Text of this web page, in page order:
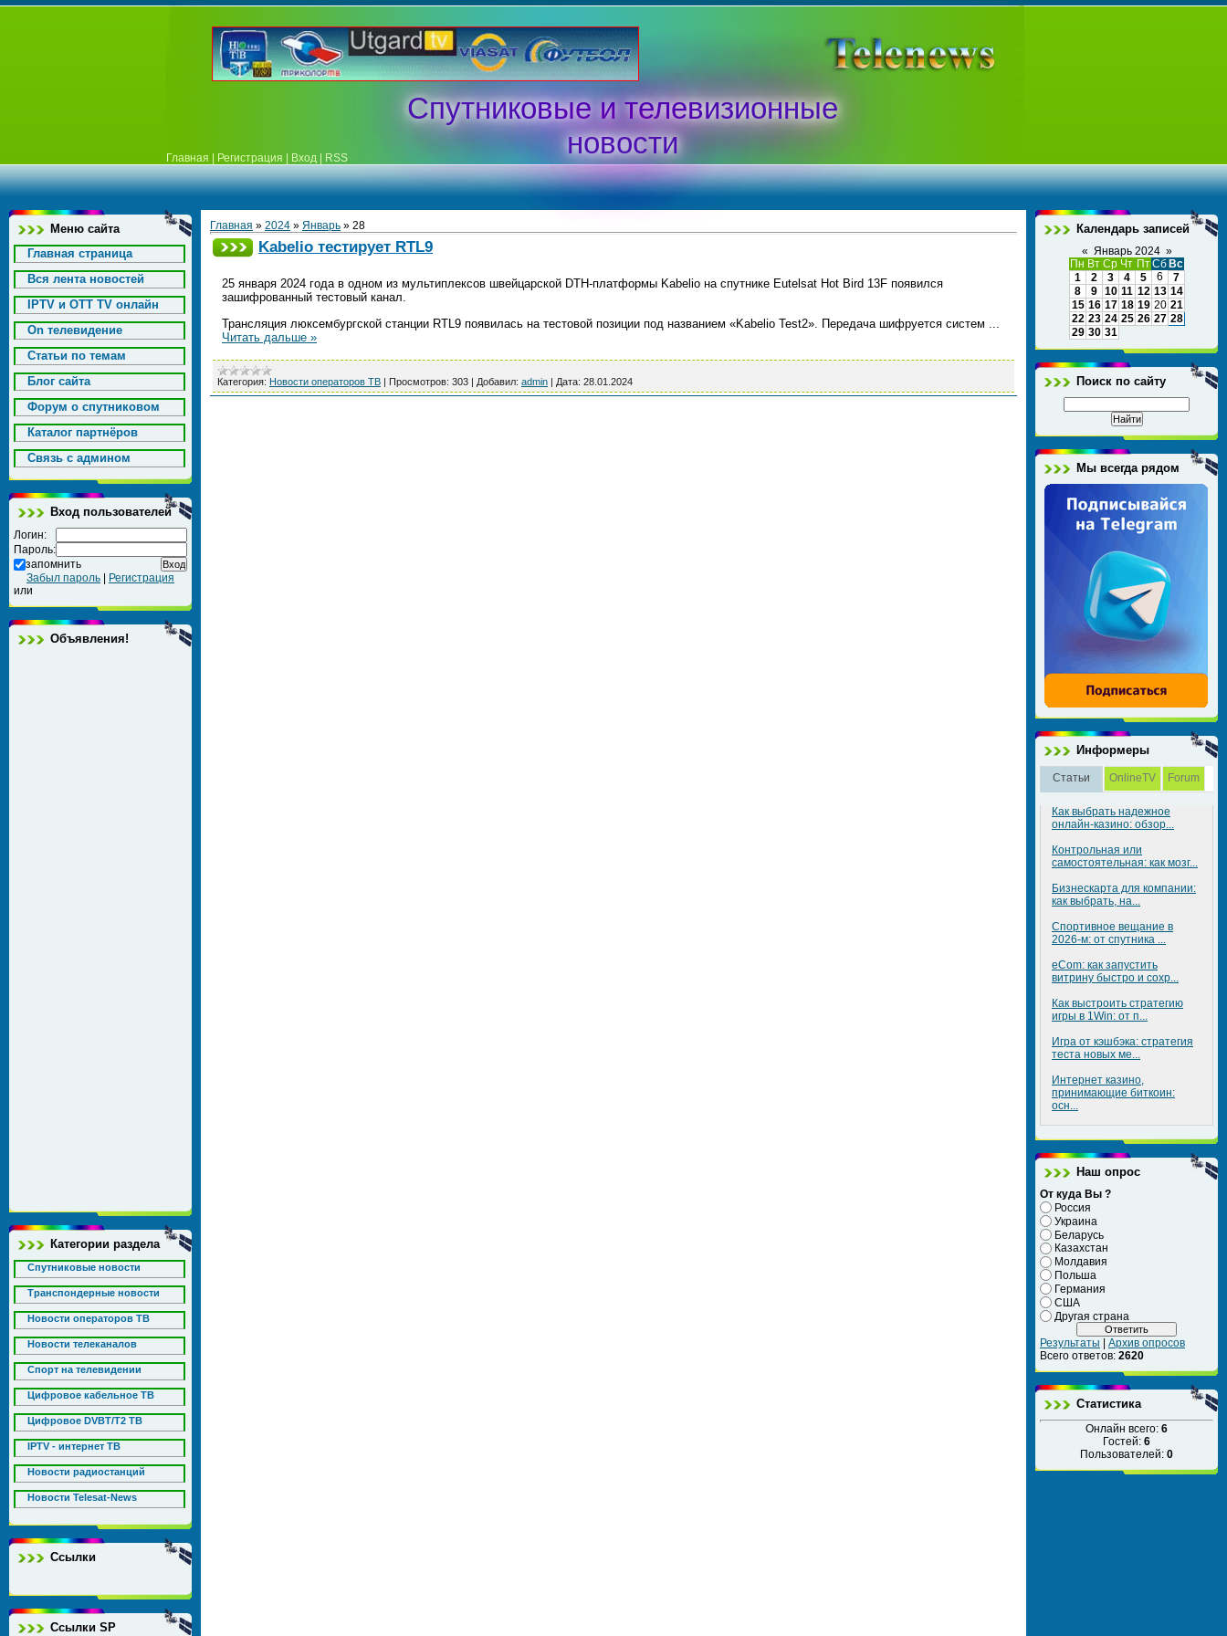
Спутниковые и телевизионные
новости
Главная Регистрация Вход RSS
Меню сайта
Главная страница
Вся лента новостей
IPTV и OTT TV онлайн
On телевидение
Статьи по темам
Блог сайта
Форум о спутниковом
Каталог партнёров
Cвязь с админом
Вход пользователей
Логин:
Пароль:
запомнить
Забыл пароль
Регистрация
или
Объявления!
Категории раздела
Спутниковые новости
Транспондерные новости
Новости операторов ТВ
Новости телеканалов
Спорт на телевидении
Цифровое кабельное ТВ
Цифровое DVBT/T2 ТВ
IPTV - интернет ТВ
Новости радиостанций
Новости Telesat-News
Ссылки
Ссылки SP
Главная » 2024 » Январь » 28
Kabelio тестирует RTL9
25 января 2024 года в одном из мультиплексов швейцарской DTH-платформы Kabelio на спутнике Eutelsat Hot Bird 13F появился
зашифрованный тестовый канал.
Трансляция люксембургской станции RTL9 появилась на тестовой позиции под названием «Kabelio Test2». Передача шифруется систем ...
Читать дальше »
Категория: Новости операторов ТВ | Просмотров: 303 | Добавил: admin | Дата: 28.01.2024
Календарь записей
« Январь 2024 »
Пн Вт Ср Чт ПтСб Вс
1
2 3 4 5 6
7
8
9 10 11 12 13 14
15 16 17 18 19 20 21
22 23 24 25 26 27 28
29 30 31
Поиск по сайту
Мы всегда рядом
Информеры
Статьи OnlineTV Forum
Как выбрать надежное
онлайн-казино: обзор...
Контрольная или
самостоятельная: как мозг...
Бизнескарта для компании:
как выбрать, на...
Спортивное вещание в
2026-м: от спутника ...
eCom: как запустить
витрину быстро и сохр...
Как выстроить стратегию
игры в 1Win: от п...
Игра от кэшбэка: стратегия
теста новых ме...
Интернет казино,
принимающие биткоин:
осн...
Наш опрос
От куда Вы ?
Россия
Украина
Беларусь
Казахстан
Молдавия
Польша
Германия
США
Другая страна
Результаты
Архив опросов
Всего ответов: 2620
Статистика
Онлайн всего: 6
Гостей: 6
Пользователей: 0